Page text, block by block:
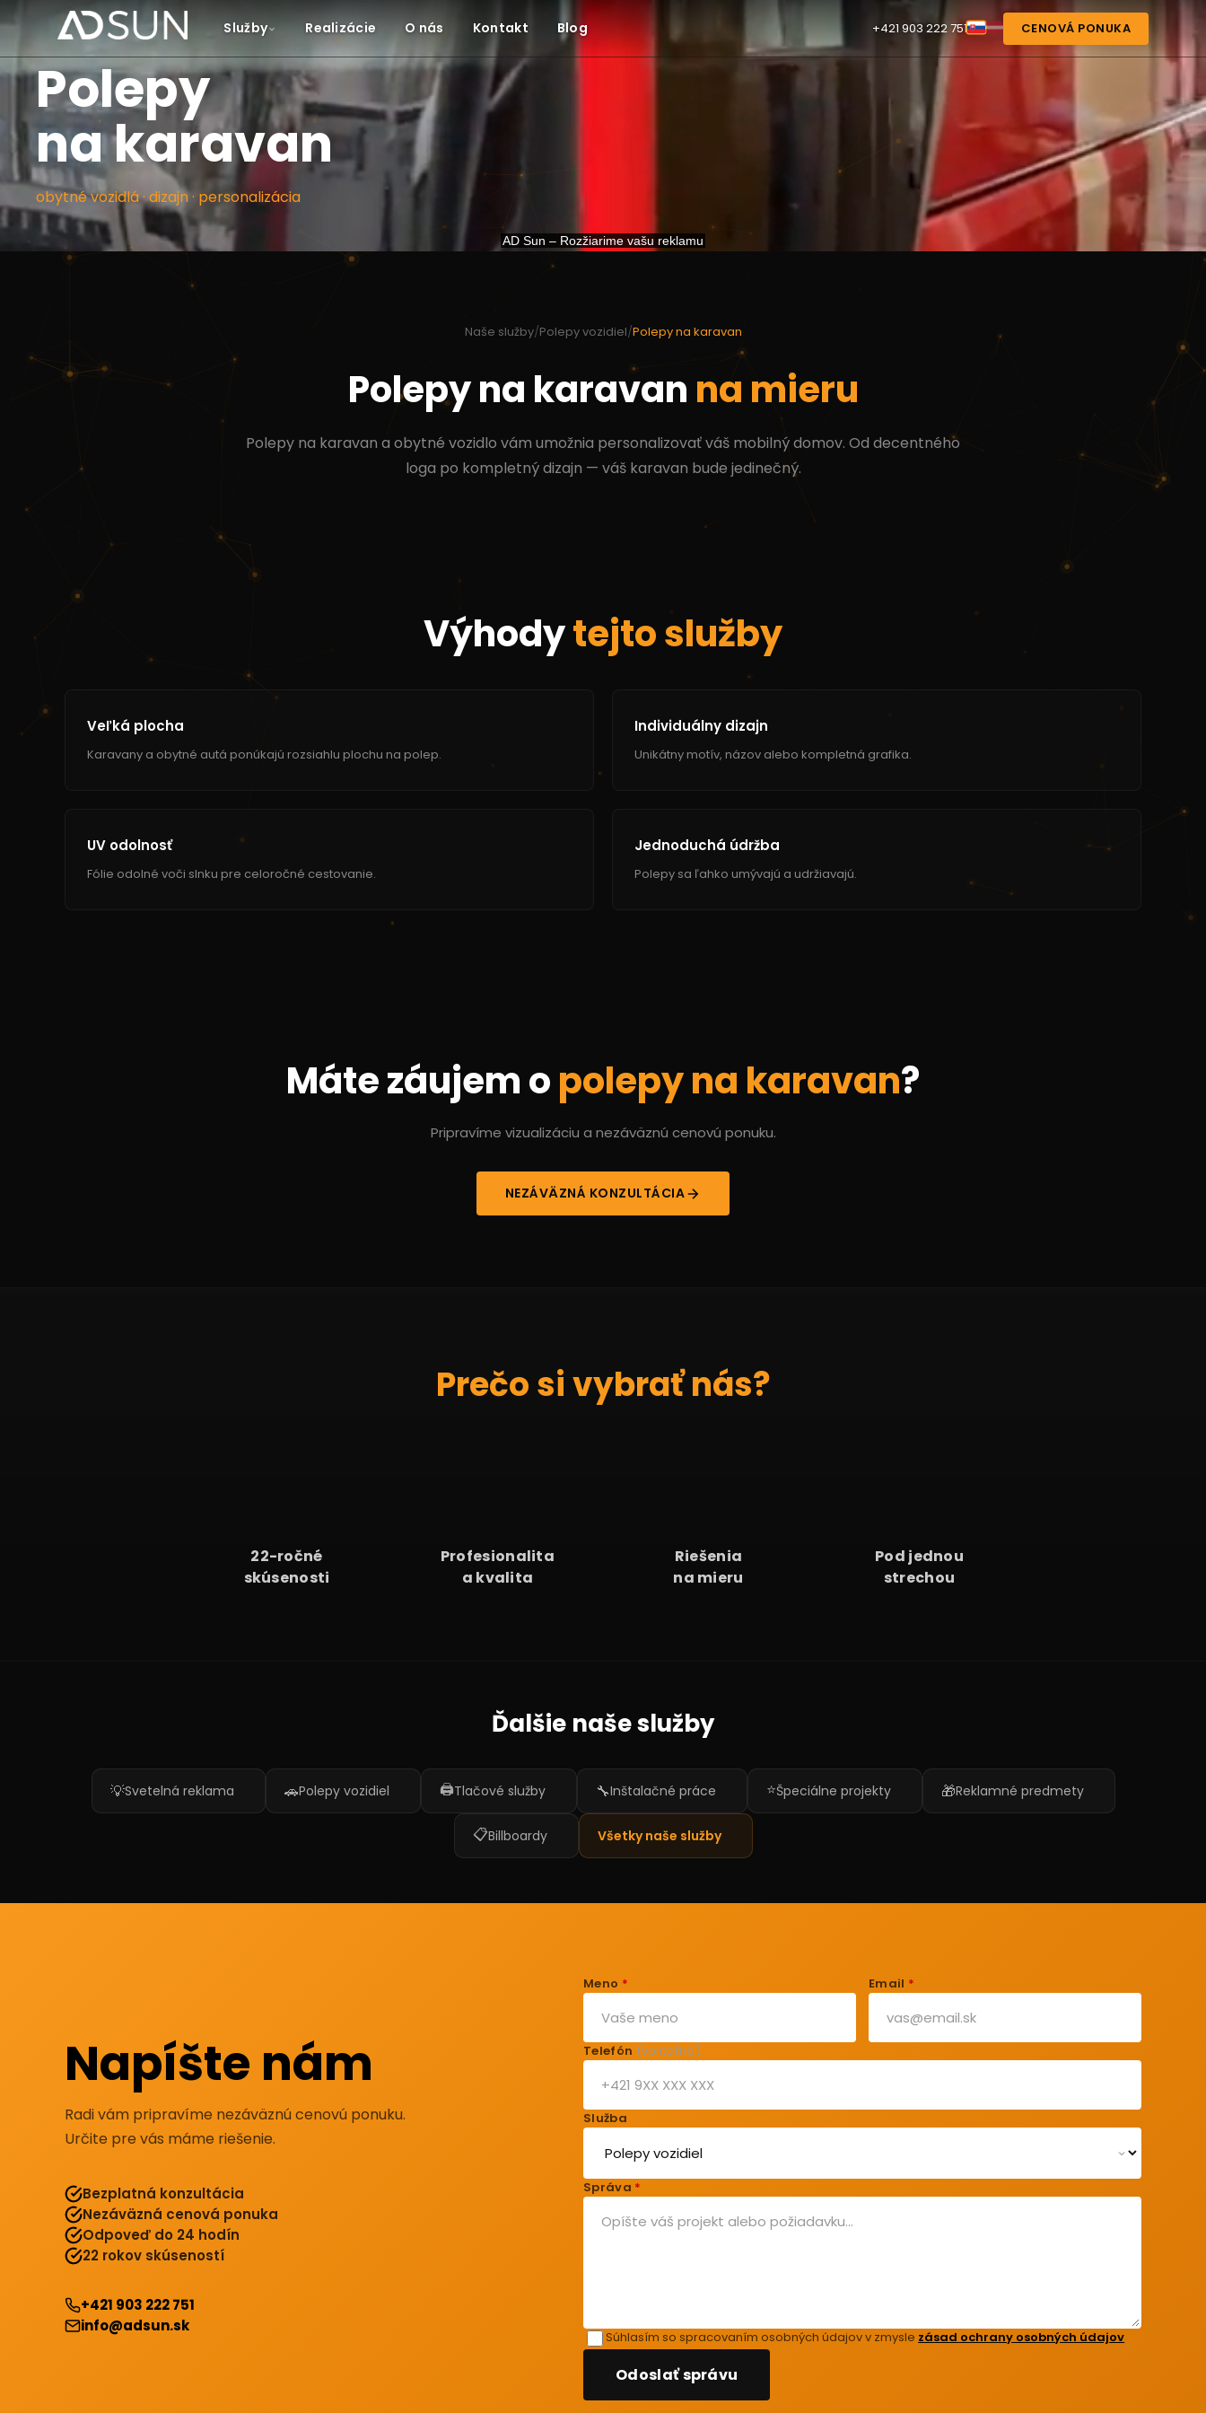
Služby Realizácie O nás Kontakt Blog +421 903 222 751 CENOVÁ PONUKA
Polepy
na karavan
obytné vozidlá · dizajn · personalizácia
Naše služby/Polepy vozidiel/Polepy na karavan
Polepy na karavan na mieru
Polepy na karavan a obytné vozidlo vám umožnia personalizovať váš mobilný domov. Od decentného
loga po kompletný dizajn — váš karavan bude jedinečný.
Výhodytejto služby
Veľká plocha
Karavany a obytné autá ponúkajú rozsiahlu plochu na polep.
Individuálny dizajn
Unikátny motív, názov alebo kompletná grafika.
UV odolnosť
Fólie odolné voči slnku pre celoročné cestovanie.
Jednoduchá údržba
Polepy sa ľahko umývajú a udržiavajú.
Máte záujem opolepy na karavan?
Pripravíme vizualizáciu a nezáväznú cenovú ponuku.
NEZÁVÄZNÁ KONZULTÁCIA
Prečo si vybrať nás?
22
22-ročné
skúsenosti
Profesionalita
a kvalita
Riešenia
na mieru
Pod jednou
strechou
Ďalšie naše služby
💡Svetelná reklama 🚗Polepy vozidiel 🖨️Tlačové služby 🔧Inštalačné práce ⭐Špeciálne projekty 🎁Reklamné predmety
📋Billboardy Všetky naše služby
Napíšte nám
Radi vám pripravíme nezáväznú cenovú ponuku.
Určite pre vás máme riešenie.
Bezplatná konzultácia
Nezáväzná cenová ponuka
Odpoveď do 24 hodín
22 rokov skúseností
+421 903 222 751
info@adsun.sk
Meno * Email *
Telefón (voliteľné)
Služba
Správa *
Súhlasím so spracovaním osobných údajov v zmysle zásad ochrany osobných údajov
Odoslať správu